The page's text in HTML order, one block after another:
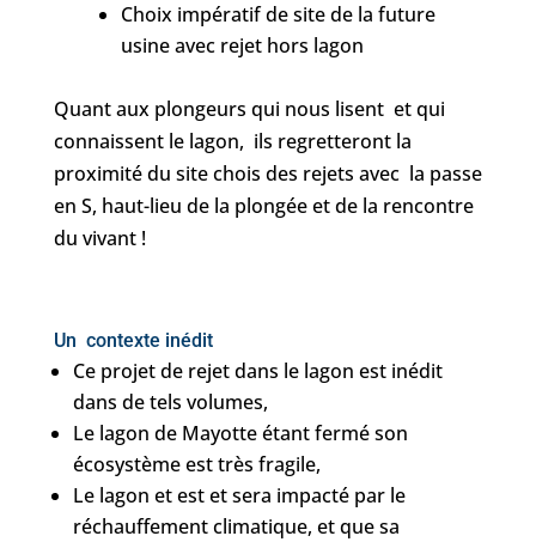
Choix impératif de site de la future
usine avec rejet hors lagon
Quant aux plongeurs qui nous lisent et qui
connaissent le lagon, ils regretteront la
proximité du site chois des rejets avec la passe
en S, haut-lieu de la plongée et de la rencontre
du vivant !
Un contexte inédit
Ce projet de rejet dans le lagon est inédit
dans de tels volumes,
Le lagon de Mayotte étant fermé son
écosystème est très fragile,
Le lagon et est et sera impacté par le
réchauffement climatique, et que sa